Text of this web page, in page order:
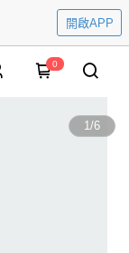
開啟APP
0
1/6